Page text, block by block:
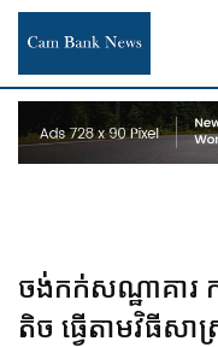
Skip
content
ចង់កក់សណ្ឋាគា
តិច ធ្វើតាមវិធីសា